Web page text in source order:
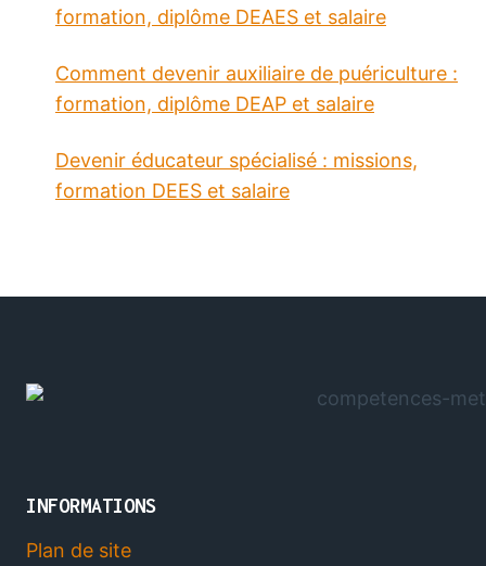
formation, diplôme DEAES et salaire
Comment devenir auxiliaire de puériculture :
formation, diplôme DEAP et salaire
Devenir éducateur spécialisé : missions,
formation DEES et salaire
INFORMATIONS
Plan de site